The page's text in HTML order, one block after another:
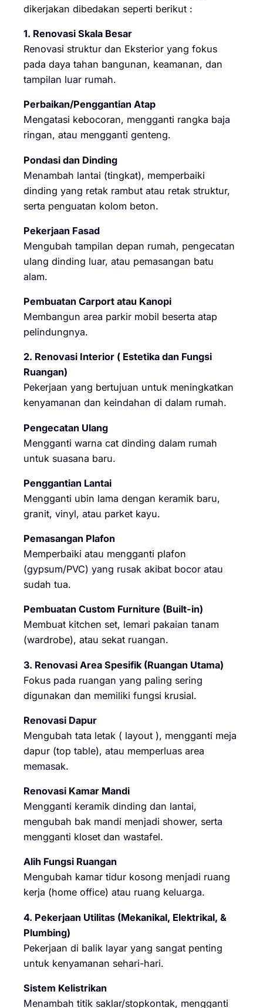
dikerjakan dibedakan seperti berikut :
1. Renovasi Skala Besar
Renovasi struktur dan Eksterior yang fokus
pada daya tahan bangunan, keamanan, dan
tampilan luar rumah.
Perbaikan/Penggantian Atap
Mengatasi kebocoran, mengganti rangka baja
ringan, atau mengganti genteng.
Pondasi dan Dinding
Menambah lantai (tingkat), memperbaiki
dinding yang retak rambut atau retak struktur,
serta penguatan kolom beton.
Pekerjaan Fasad
Mengubah tampilan depan rumah, pengecatan
ulang dinding luar, atau pemasangan batu
alam.
Pembuatan Carport atau Kanopi
Membangun area parkir mobil beserta atap
pelindungnya.
2. Renovasi Interior ( Estetika dan Fungsi
Ruangan)
Pekerjaan yang bertujuan untuk meningkatkan
kenyamanan dan keindahan di dalam rumah.
Pengecatan Ulang
Mengganti warna cat dinding dalam rumah
untuk suasana baru.
Penggantian Lantai
Mengganti ubin lama dengan keramik baru,
granit, vinyl, atau parket kayu.
Pemasangan Plafon
Memperbaiki atau mengganti plafon
(gypsum/PVC) yang rusak akibat bocor atau
sudah tua.
Pembuatan Custom Furniture (Built-in)
Membuat kitchen set, lemari pakaian tanam
(wardrobe), atau sekat ruangan.
3. Renovasi Area Spesifik (Ruangan Utama)
Fokus pada ruangan yang paling sering
digunakan dan memiliki fungsi krusial.
Renovasi Dapur
Mengubah tata letak ( layout ), mengganti meja
dapur (top table), atau memperluas area
memasak.
Renovasi Kamar Mandi
Mengganti keramik dinding dan lantai,
mengubah bak mandi menjadi shower, serta
mengganti kloset dan wastafel.
Alih Fungsi Ruangan
Mengubah kamar tidur kosong menjadi ruang
kerja (home office) atau ruang keluarga.
4. Pekerjaan Utilitas (Mekanikal, Elektrikal, &
Plumbing)
Pekerjaan di balik layar yang sangat penting
untuk kenyamanan sehari-hari.
Sistem Kelistrikan
Menambah titik saklar/stopkontak, mengganti